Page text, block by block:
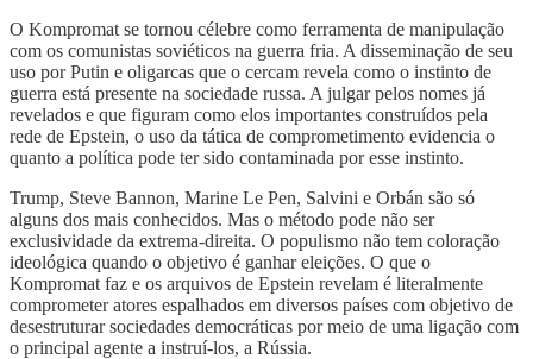
O Kompromat se tornou célebre como ferramenta de manipulação
com os comunistas soviéticos na guerra fria. A disseminação de seu
uso por Putin e oligarcas que o cercam revela como o instinto de
guerra está presente na sociedade russa. A julgar pelos nomes já
revelados e que figuram como elos importantes construídos pela
rede de Epstein, o uso da tática de comprometimento evidencia o
quanto a política pode ter sido contaminada por esse instinto.
Trump, Steve Bannon, Marine Le Pen, Salvini e Orbán são só
alguns dos mais conhecidos. Mas o método pode não ser
exclusividade da extrema-direita. O populismo não tem coloração
ideológica quando o objetivo é ganhar eleições. O que o
Kompromat faz e os arquivos de Epstein revelam é literalmente
comprometer atores espalhados em diversos países com objetivo de
desestruturar sociedades democráticas por meio de uma ligação com
o principal agente a instruí-los, a Rússia.